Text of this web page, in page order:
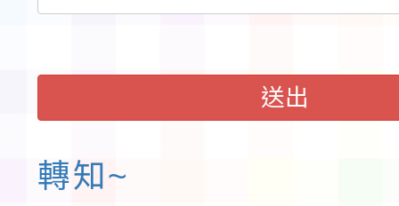
送出
轉知~